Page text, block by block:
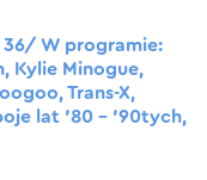
36/ W programie:
Kylie Minogue,
Trans-X,
lat ’80 – ’90tych,